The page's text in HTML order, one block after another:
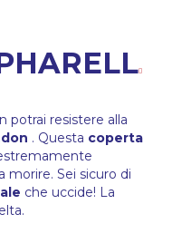
potrai resistere alla
. Questa coperta
morire. Sei sicuro di
che uccide! La